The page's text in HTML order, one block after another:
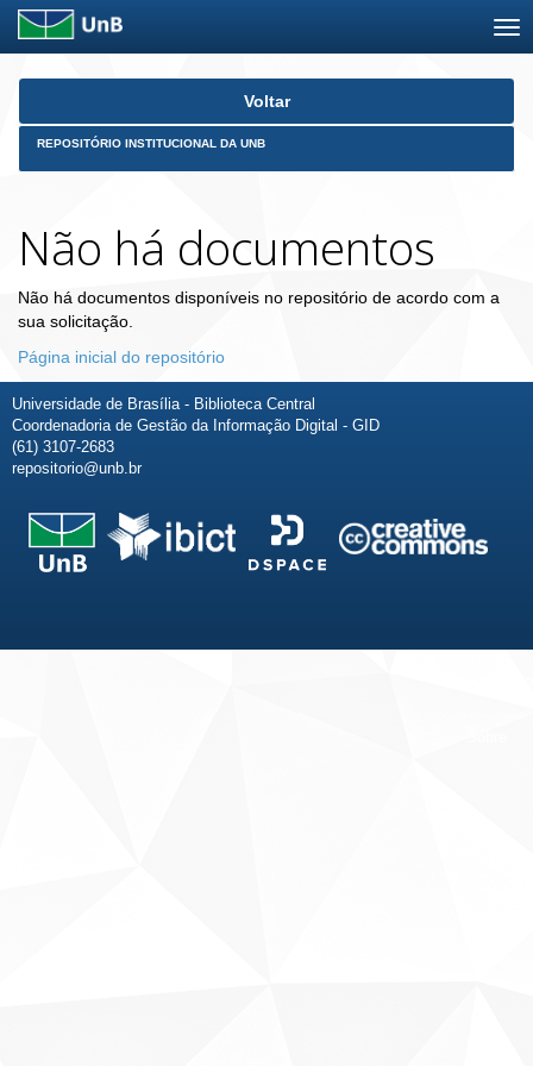
Skip
Voltar
REPOSITÓRIO INSTITUCIONAL DA UNB
Não há documentos
Não há documentos disponíveis no repositório de acordo com a
sua solicitação.
Página inicial do repositório
Universidade de Brasília - Biblioteca Central
Coordenadoria de Gestão da Informação Digital - GID
(61) 3107-2683
repositorio@unb.br